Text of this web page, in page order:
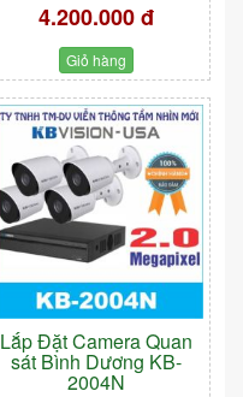
4.200.000 đ
Giỏ hàng
Lắp Đặt Camera Quan
sát Bình Dương KB-
2004N